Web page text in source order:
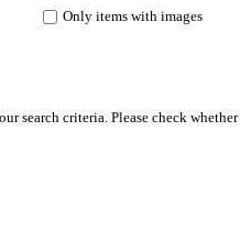
Only items with images
search criteria. Please check